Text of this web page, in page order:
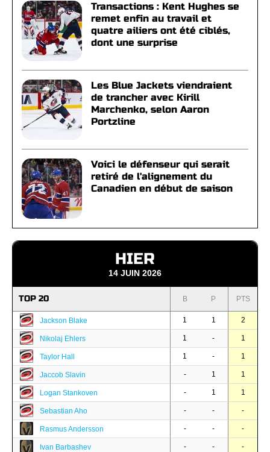
Transactions : Kent Hughes se
remet enfin au travail et
quatre ailiers ont été ciblés,
dont une surprise
Les Blue Jackets viendraient
de trancher avec Kirill
Marchenko, selon Aaron
Portzline
Voici le défenseur qui serait
retiré de l'alignement du
Canadien en début de saison
HIER
14 JUIN 2026
TOP 20 B P PTS
Jackson Blake 1 1 2
Nikolaj Ehlers 1 - 1
Taylor Hall 1 - 1
Jaccob Slavin - 1 1
Logan Stankoven - 1 1
Sebastian Aho - - -
Rasmus Andersson - - -
Ivan Barbashev - - -